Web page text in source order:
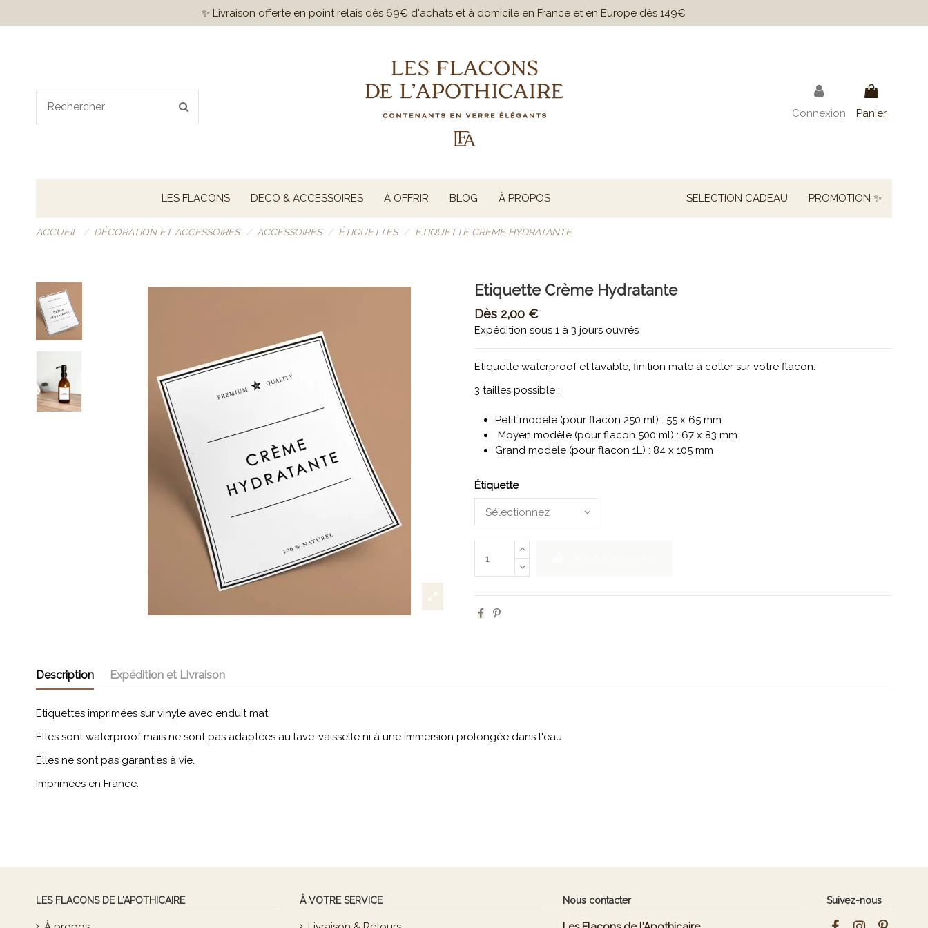
✨ Livraison offerte en point relais dès 69€ d'achats et à domicile en France et en Europe dès 149€
Connexion Panier
LES FLACONS DECO & ACCESSOIRES À OFFRIR PROMOTION ✨
BLOG À PROPOS SELECTION CADEAU
ACCUEIL DÉCORATION ET ACCESSOIRES ACCESSOIRES ÉTIQUETTES ETIQUETTE CRÈME HYDRATANTE
Etiquette Crème Hydratante
Dès 2,00 €
Expédition sous 1 à 3 jours ouvrés
Etiquette waterproof et lavable, finition mate à coller sur votre flacon.
3 tailles possible :
Petit modèle (pour flacon 250 ml) : 55 x 65 mm
Moyen modèle (pour flacon 500 ml) : 67 x 83 mm
Grand modèle (pour flacon 1L) : 84 x 105 mm
Étiquette
Description Expédition et Livraison
Etiquettes imprimées sur vinyle avec enduit mat.
Elles sont waterproof mais ne sont pas adaptées au lave-vaisselle ni à une immersion prolongée dans l'eau.
Elles ne sont pas garanties à vie.
Imprimées en France.
LES FLACONS DE L'APOTHICAIRE À VOTRE SERVICE Nous contacter Suivez-nous